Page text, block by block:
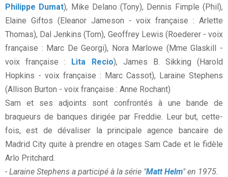
Philippe Dumat), Mike Delano (Tony), Dennis Fimple (Phil),
Elaine Giftos (Eleanor Jameson - voix française : Arlette
Thomas), Dal Jenkins (Tom), Geoffrey Lewis (Roederer - voix
française : Marc De Georgi), Nora Marlowe (Mme Glaskill -
voix française : Lita Recio), James B. Sikking (Harold
Hopkins - voix française : Marc Cassot), Laraine Stephens
(Allison Burton - voix française : Anne Rochant)
Sam et ses adjoints sont confrontés à une bande de
braqueurs de banques dirigée par Freddie. Leur but, cette-
fois, est de dévaliser la principale agence bancaire de
Madrid City quite à prendre en otages Sam Cade et le fidèle
Arlo Pritchard.
- Laraine Stephens a participé à la série "Matt Helm" en 1975.